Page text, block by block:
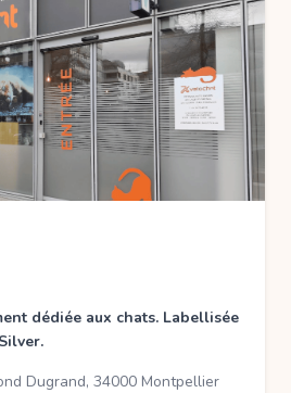
dédiée aux chats. Labellisée
Dugrand, 34000 Montpellier